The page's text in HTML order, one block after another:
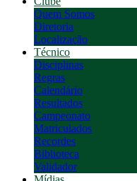
Quem Somos
Diretoria
Localização
Técnico
Disciplinas
Regras
Calendário
Resultados
Campeonato
Matriculados
Recordes
Biblioteca
Validador